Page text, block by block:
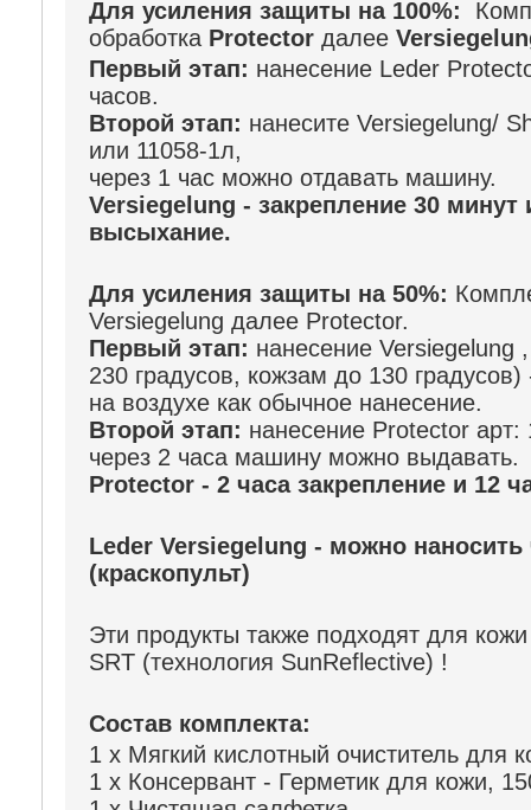
Для усиления защиты на 100%:
обработка Protector далее
Первый этап: нанесение Leder
часов.
Второй этап: нанесите Versiegelung/
или 11058-1л,
через 1 час можно отдавать машину.
Versiegelung - закрепление 30 минут
высыхание.
Для усиления защиты на 50%:
Versiegelung далее Protector.
Первый этап: нанесение
230 градусов, кожзам до 130
на воздухе как обычное нанесение.
Второй этап: нанесение Protector арт:
через 2 часа машину можно выдавать.
Protector - 2 часа закрепление и 12
Leder Versiegelung - можно
(краскопульт)
Эти продукты также подходят для
SRT (технология SunReflective) !
Состав комплекта:
1 x Мягкий кислотный очиститель для
1 x Консервант - Герметик для кожи,